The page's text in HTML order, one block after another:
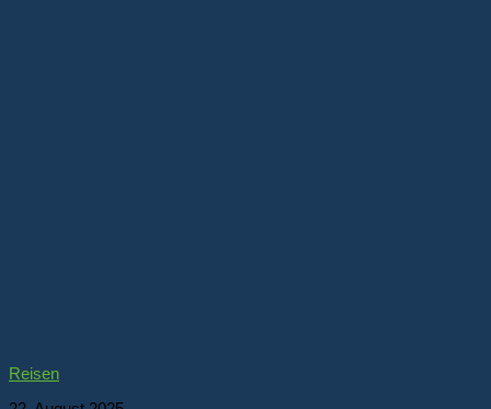
Reisen